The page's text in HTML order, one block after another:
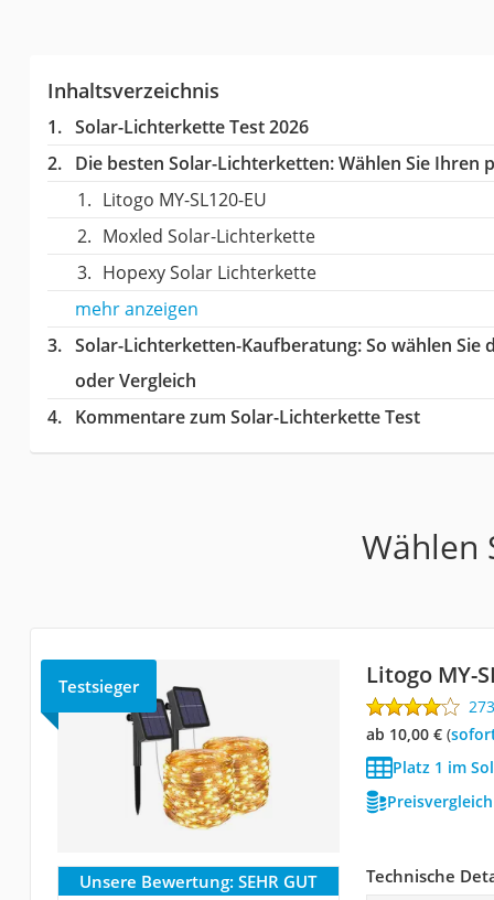
Inhaltsverzeichnis
Solar-Lichterkette Test 2026
Die besten Solar-Lichterketten:Wählen Sie Ihren
Litogo ‎MY-SL120-EU
Moxled Solar-Lichterkette
Hopexy Solar Lichterkette
mehr anzeigen
Solar-Lichterketten-Kaufberatung: So wählen Sie
oder Vergleich
Kommentare zum Solar-Lichterkette Test
Wählen
Testsieger Litogo ‎MY-
ab 10,00 €(
Platz 1 im
Unsere Bewertung: SEHR GUT
Technische